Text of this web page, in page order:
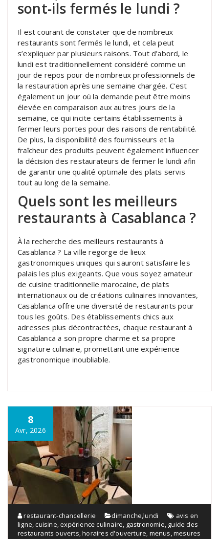
sont-ils fermés le lundi ?
Il est courant de constater que de nombreux
restaurants sont fermés le lundi, et cela peut
s’expliquer par plusieurs raisons. Tout d’abord, le
lundi est traditionnellement considéré comme un
jour de repos pour de nombreux professionnels de
la restauration après une semaine chargée. C’est
également un jour où la demande peut être moins
élevée en comparaison aux autres jours de la
semaine, ce qui incite certains établissements à
fermer leurs portes pour des raisons de rentabilité.
De plus, la disponibilité des fournisseurs et la
fraîcheur des produits peuvent également influencer
la décision des restaurateurs de fermer le lundi afin
de garantir une qualité optimale des plats servis
tout au long de la semaine.
Quels sont les meilleurs
restaurants à Casablanca ?
À la recherche des meilleurs restaurants à
Casablanca ? La ville regorge de lieux
gastronomiques uniques qui sauront satisfaire les
palais les plus exigeants. Que vous soyez amateur
de cuisine traditionnelle marocaine, de plats
internationaux ou de créations culinaires innovantes,
Casablanca offre une diversité de restaurants pour
tous les goûts. Des établissements chics aux
adresses plus décontractées, chaque restaurant à
Casablanca a son propre charme et sa propre
signature culinaire, promettant une expérience
gastronomique inoubliable.
8
Avr, 2026
restaurant-chancellerie dimanche,lundi
avis en
ligne,cuisine,expérience culinaire, gastronomie, guide des
restaurants ouverts,horaires d'ouverture, menus,mesures